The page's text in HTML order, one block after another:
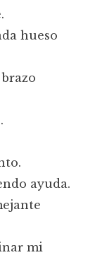
hueso
ayuda.
mi